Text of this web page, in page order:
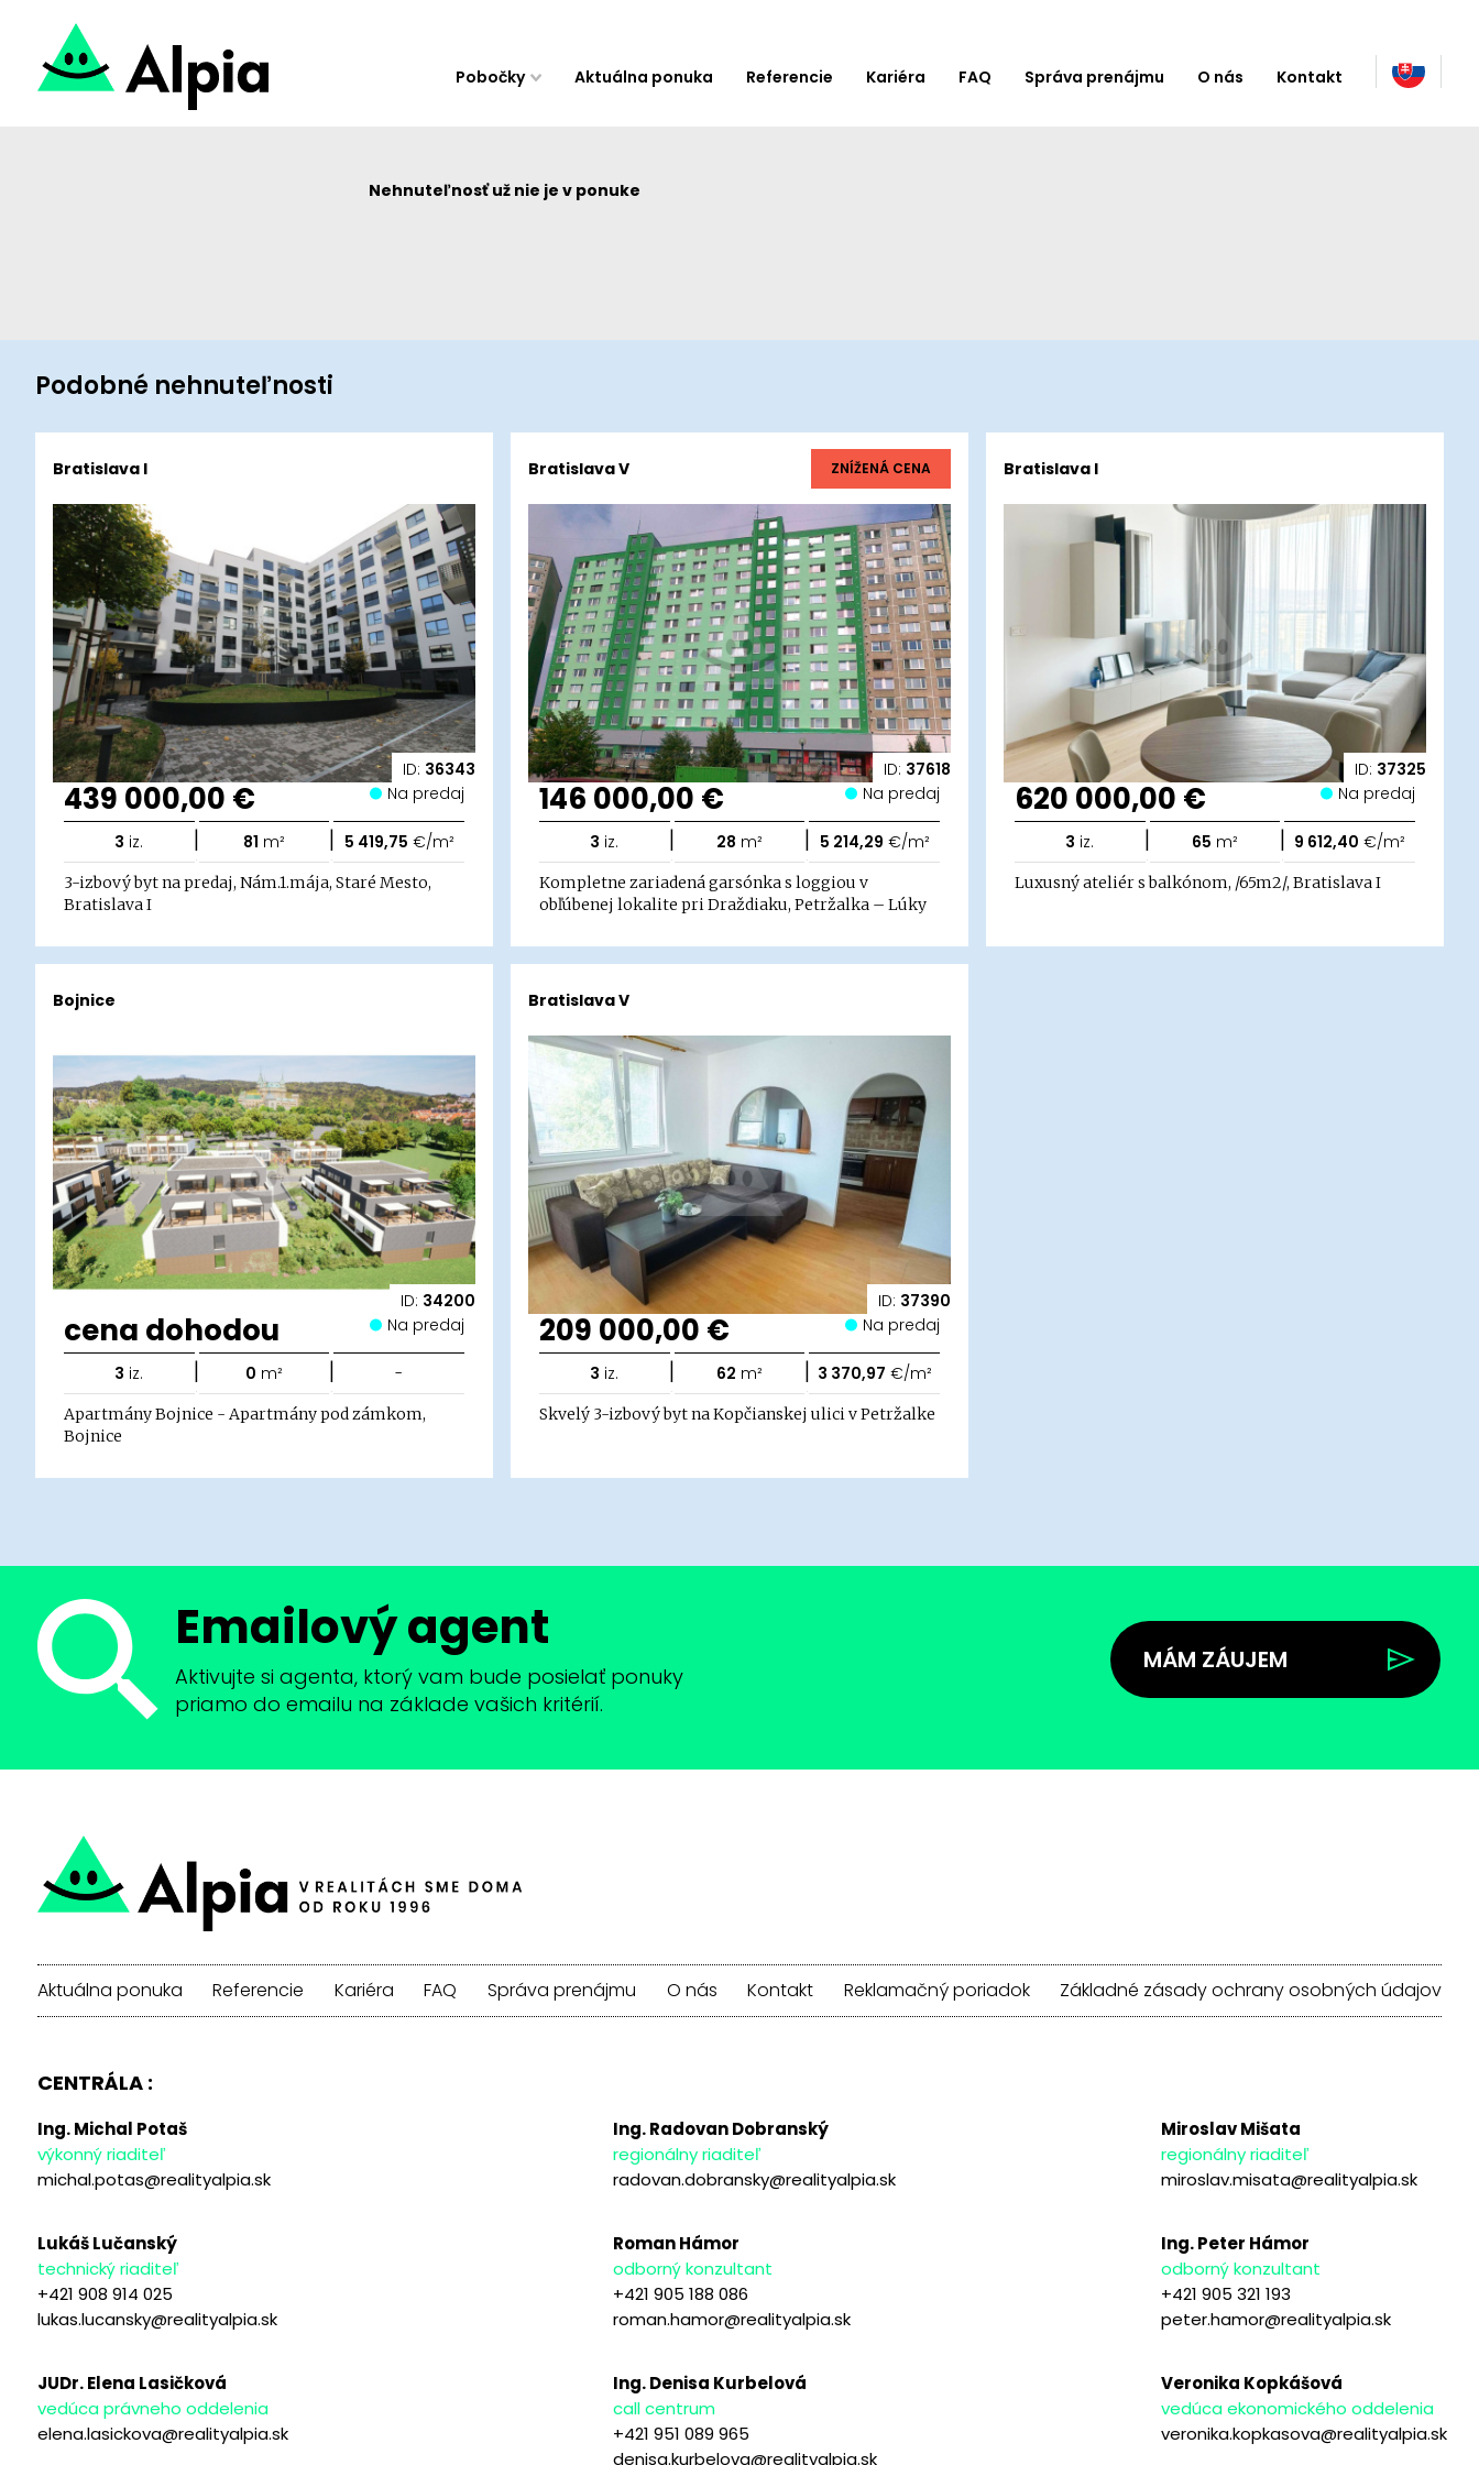
Pobočky Aktuálna ponuka Referencie Kariéra FAQ Správa prenájmu O nás Kontakt
Nehnuteľnosť už nie je v ponuke
Podobné nehnuteľnosti
ID: 36343
Bratislava I
439 000,00 € Na predaj
3 iz. | 81 m² | 5 419,75 €/m²
3-izbový byt na predaj, Nám.1.mája, Staré Mesto,
Bratislava I
ID: 37618
Bratislava V ZNÍŽENÁ CENA
146 000,00 € Na predaj
3 iz. | 28 m² | 5 214,29 €/m²
Kompletne zariadená garsónka s loggiou v
obľúbenej lokalite pri Draždiaku, Petržalka – Lúky
ID: 37325
Bratislava I
620 000,00 € Na predaj
3 iz. | 65 m² | 9 612,40 €/m²
Luxusný ateliér s balkónom, /65m2/, Bratislava I
ID: 34200
Bojnice
cena dohodou Na predaj
3 iz. | 0 m² | -
Apartmány Bojnice - Apartmány pod zámkom,
Bojnice
ID: 37390
Bratislava V
209 000,00 € Na predaj
3 iz. | 62 m² | 3 370,97 €/m²
Skvelý 3-izbový byt na Kopčianskej ulici v Petržalke
Emailový agent
Aktivujte si agenta, ktorý vam bude posielať ponuky
priamo do emailu na základe vašich kritérií.
MÁM ZÁUJEM
Aktuálna ponuka Referencie Kariéra FAQ Správa prenájmu O nás Kontakt Reklamačný poriadok Základné zásady ochrany osobných údajov
CENTRÁLA :
Ing. Michal Potaš
výkonný riaditeľ
michal.potas@realityalpia.sk
Ing. Radovan Dobranský
regionálny riaditeľ
radovan.dobransky@realityalpia.sk
Miroslav Mišata
regionálny riaditeľ
miroslav.misata@realityalpia.sk
Lukáš Lučanský
technický riaditeľ
+421 908 914 025
lukas.lucansky@realityalpia.sk
Roman Hámor
odborný konzultant
+421 905 188 086
roman.hamor@realityalpia.sk
Ing. Peter Hámor
odborný konzultant
+421 905 321 193
peter.hamor@realityalpia.sk
JUDr. Elena Lasičková
vedúca právneho oddelenia
elena.lasickova@realityalpia.sk
Ing. Denisa Kurbelová
call centrum
+421 951 089 965
denisa.kurbelova@realityalpia.sk
Veronika Kopkášová
vedúca ekonomického oddelenia
veronika.kopkasova@realityalpia.sk